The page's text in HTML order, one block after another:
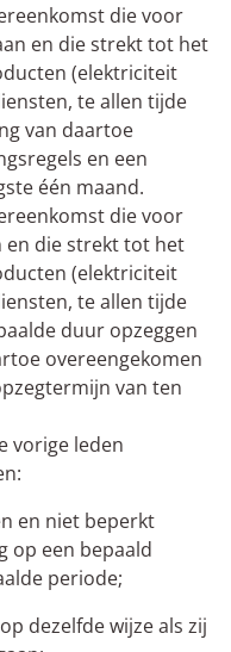
die voor
en die strekt tot het
(elektriciteit
te allen tijde
van daartoe
en een
één maand.
die voor
en die strekt tot het
(elektriciteit
te allen tijde
duur opzeggen
overeengekomen
van ten
vorige leden
en niet beperkt
op een bepaald
periode;
dezelfde wijze als zij